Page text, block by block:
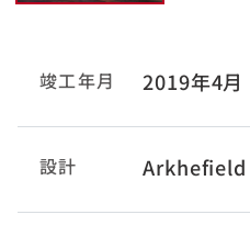
竣工年月 2019年4月
設計 Arkhefield